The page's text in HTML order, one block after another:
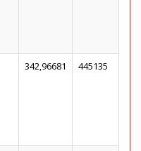
342,96681 445135